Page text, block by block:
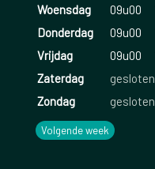
Woensdag
09u00
Donderdag
09u00
Vrijdag
09u00
Zaterdag
gesloten
Zondag
gesloten
Volgende week